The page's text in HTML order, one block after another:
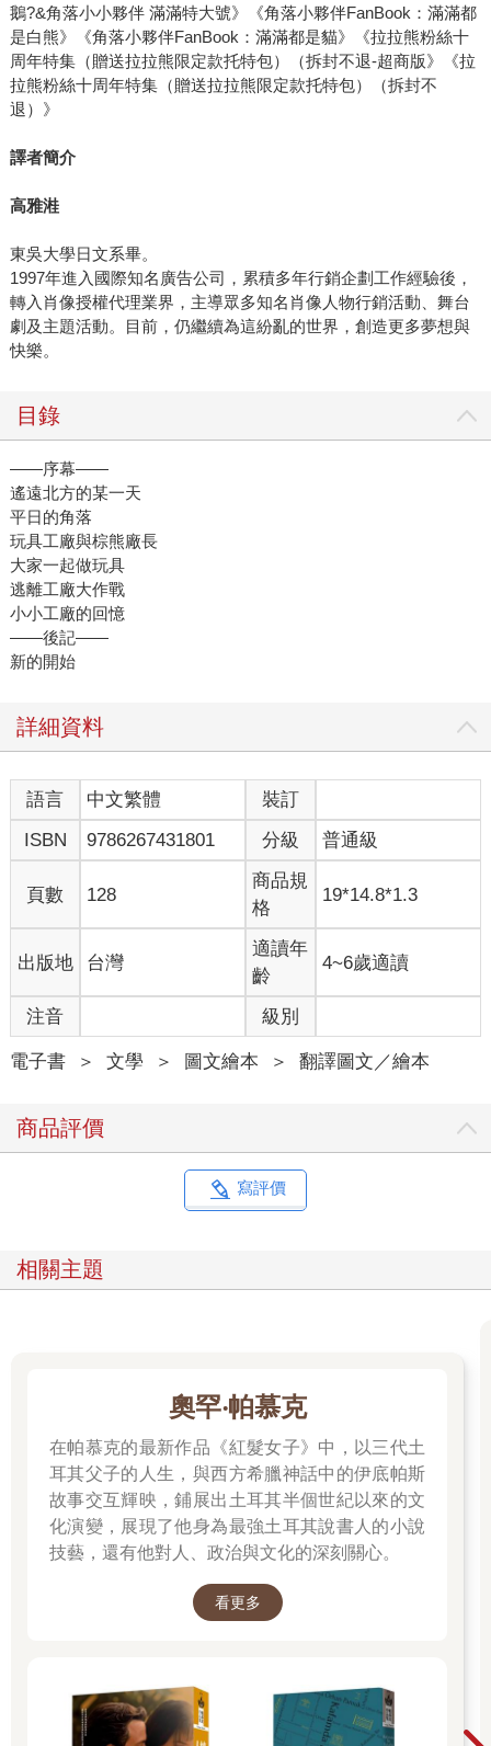
鵝?&角落小小夥伴 滿滿特大號》《角落小夥伴FanBook：滿滿都
是白熊》《角落小夥伴FanBook：滿滿都是貓》《拉拉熊粉絲十
周年特集（贈送拉拉熊限定款托特包）（拆封不退-超商版》《拉
拉熊粉絲十周年特集（贈送拉拉熊限定款托特包）（拆封不
退）》
譯者簡介
高雅溎
東吳大學日文系畢。
1997年進入國際知名廣告公司，累積多年行銷企劃工作經驗後，
轉入肖像授權代理業界，主導眾多知名肖像人物行銷活動、舞台
劇及主題活動。目前，仍繼續為這紛亂的世界，創造更多夢想與
快樂。
目錄
——序幕——
遙遠北方的某一天
平日的角落
玩具工廠與棕熊廠長
大家一起做玩具
逃離工廠大作戰
小小工廠的回憶
——後記——
新的開始
詳細資料
語言 中文繁體
裝訂
ISBN
9786267431801 分級 普通級
頁數 128
商品規
格
19*14.8*1.3
出版地 台灣
適讀年
齡
4~6歲適讀
注音 級別
電子書 ＞ 文學 ＞ 圖文繪本 ＞ 翻譯圖文／繪本
商品評價
寫評價
相關主題
奧罕‧帕慕克
在帕慕克的最新作品《紅髮女子》中，以三代土
耳其父子的人生，與西方希臘神話中的伊底帕斯
故事交互輝映，鋪展出土耳其半個世紀以來的文
化演變，展現了他身為最強土耳其說書人的小說
技藝，還有他對人、政治與文化的深刻關心。
看更多